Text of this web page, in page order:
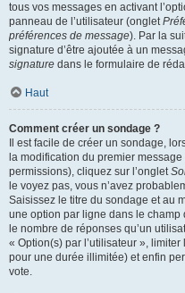
tous vos messages en activant
panneau de l’utilisateur (onglet
préférences de message). Par la
signature d’être ajoutée à un
signature dans le formulaire de
Haut
Comment créer un sondage ?
Il est facile de créer un sondage,
la modification du premier
permissions), cliquez sur l’onglet
le voyez pas, vous n’avez
Saisissez le titre du sondage et au
une option par ligne dans le
le nombre de réponses qu’un
« Option(s) par l’utilisateur »,
pour une durée illimitée) et enfin
vote.